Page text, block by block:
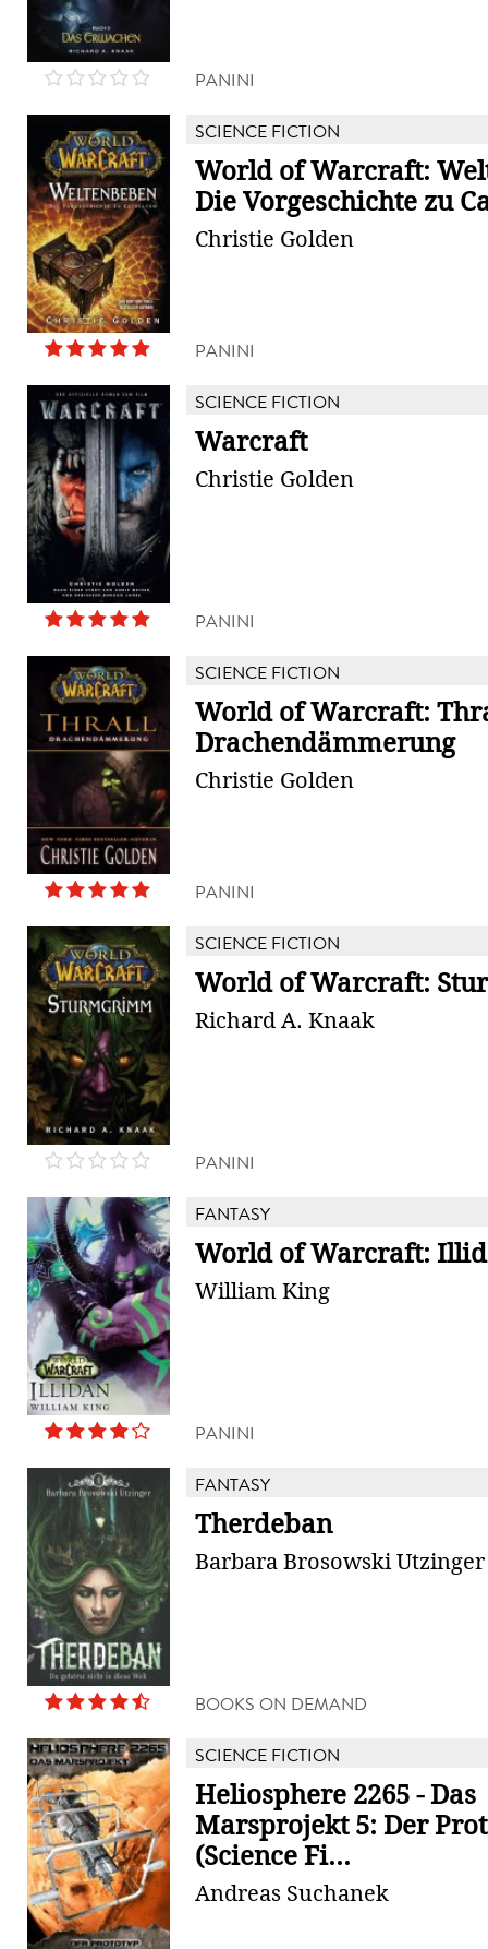
PANINI
SCIENCE FICTION
World of Warcraft:
Die Vorgeschichte zu
Christie Golden
PANINI
SCIENCE FICTION
Warcraft
Christie Golden
PANINI
SCIENCE FICTION
World of Warcraft:
Drachendämmerung
Christie Golden
PANINI
SCIENCE FICTION
World of Warcraft:
Richard A. Knaak
PANINI
FANTASY
World of Warcraft:
William King
PANINI
FANTASY
Therdeban
Barbara Brosowski Utzinger
BOOKS ON DEMAND
SCIENCE FICTION
Heliosphere 2265 - Das
Marsprojekt 5: Der
(Science Fi...
Andreas Suchanek